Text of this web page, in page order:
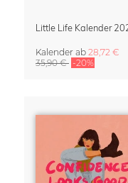
Kalender ab 28,72 €
35,90 € -20%